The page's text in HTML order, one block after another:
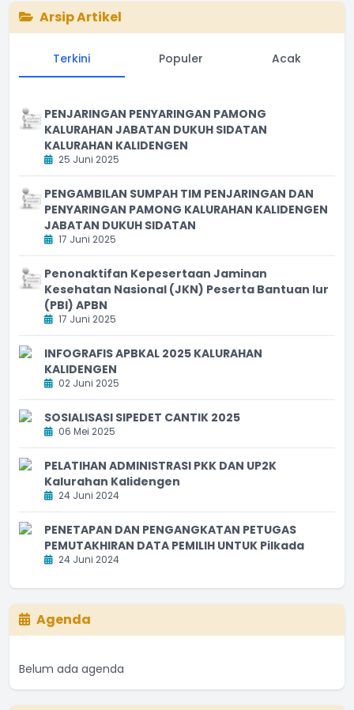
Arsip Artikel
Terkini Populer Acak
PENJARINGAN PENYARINGAN PAMONG
KALURAHAN JABATAN DUKUH SIDATAN
KALURAHAN KALIDENGEN
25 Juni 2025
PENGAMBILAN SUMPAH TIM PENJARINGAN DAN
PENYARINGAN PAMONG KALURAHAN KALIDENGEN
JABATAN DUKUH SIDATAN
17 Juni 2025
Penonaktifan Kepesertaan Jaminan
Kesehatan Nasional (JKN) Peserta Bantuan Iur
(PBI) APBN
17 Juni 2025
INFOGRAFIS APBKAL 2025 KALURAHAN
KALIDENGEN
02 Juni 2025
SOSIALISASI SIPEDET CANTIK 2025
06 Mei 2025
PELATIHAN ADMINISTRASI PKK DAN UP2K
Kalurahan Kalidengen
24 Juni 2024
PENETAPAN DAN PENGANGKATAN PETUGAS
PEMUTAKHIRAN DATA PEMILIH UNTUK Pilkada
24 Juni 2024
Agenda
Belum ada agenda